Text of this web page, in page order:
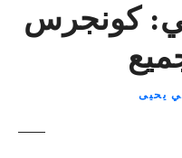
كونجرس
يحيى